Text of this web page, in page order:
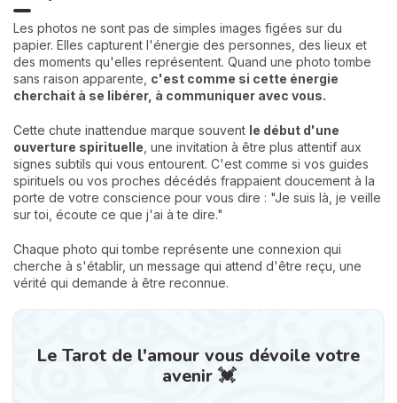
Les photos ne sont pas de simples images figées sur du
papier. Elles capturent l'énergie des personnes, des lieux et
des moments qu'elles représentent. Quand une photo tombe
sans raison apparente, c'est comme si cette énergie
cherchait à se libérer, à communiquer avec vous.
Cette chute inattendue marque souvent le début d'une
ouverture spirituelle , une invitation à être plus attentif aux
signes subtils qui vous entourent. C'est comme si vos guides
spirituels ou vos proches décédés frappaient doucement à la
porte de votre conscience pour vous dire : "Je suis là, je veille
sur toi, écoute ce que j'ai à te dire."
Chaque photo qui tombe représente une connexion qui
cherche à s'établir, un message qui attend d'être reçu, une
vérité qui demande à être reconnue.
Le Tarot de l'amour vous dévoile votre
avenir 💓